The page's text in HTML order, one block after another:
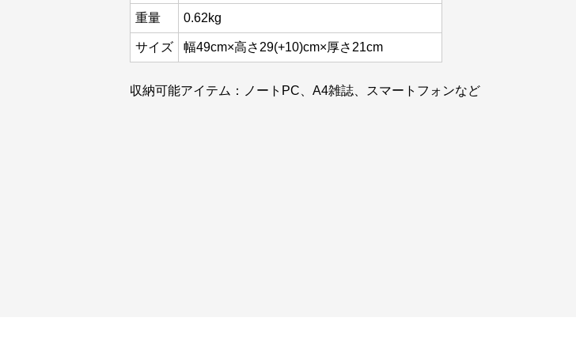
重量 0.62kg
サイズ 幅49cm×高さ29(+10)cm×厚さ21cm
収納可能アイテム：ノートPC、A4雑誌、スマートフォンなど